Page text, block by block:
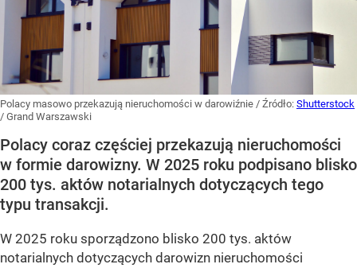
Polacy masowo przekazują nieruchomości w darowiźnie / Źródło: Shutterstock
/ Grand Warszawski
Polacy coraz częściej przekazują nieruchomości
w formie darowizny. W 2025 roku podpisano blisko
200 tys. aktów notarialnych dotyczących tego
typu transakcji.
W 2025 roku sporządzono blisko 200 tys. aktów
notarialnych dotyczących darowizn nieruchomości